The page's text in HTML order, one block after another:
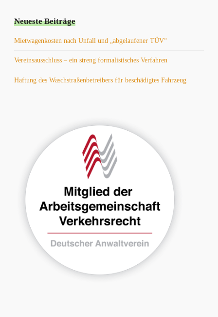
Neueste Beiträge
Mietwagenkosten nach Unfall und „abgelaufener TÜV“
Vereinsausschluss – ein streng formalistisches Verfahren
Haftung des Waschstraßenbetreibers für beschädigtes Fahrzeug